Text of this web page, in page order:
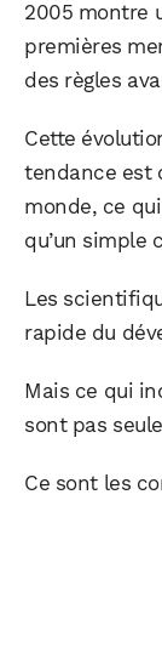
2005 montre
premières
des règles
Cette
tendance est
monde, ce
qu’un simple
Les
rapide du
Mais ce qui
sont pas
Ce sont les